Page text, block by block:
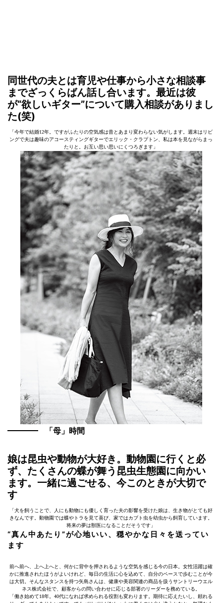
同世代の夫とは育児や仕事から小さな相談事
までざっくらばん話し合います。最近は彼
が“欲しいギター”について購入相談がありまし
た(笑)
「今年で結婚12年。ですがふたりの空気感は昔とあまり変わらない気がします。週末はリビ
ングで夫は趣味のアコースティングギターでエリック・クラプトン、私は本を見ながらまっ
たりと。お互い思い思いにくつろぎます」
「母」時間
娘は昆虫や動物が大好き。動物園に行くと必
ず、たくさんの蝶が舞う昆虫生態園に向かい
ます。一緒に過ごせる、今このときが大切で
す
「犬を飼うことで、人にも動物にも優しく育った夫の影響を受けた娘は、生き物がとても好
きなんです。動物園では蝶やトラを見て喜び、家ではカブト虫を幼虫から飼育しています。
将来の夢は獣医になることだそうです」
“真ん中あたり”が心地いい、穏やかな日々を送ってい
ます
前へ前へ、上へ上へと、何かに背中を押されるような空気を感じる今の日本。女性活躍は確
かに推進されたほうがよいけれど、毎日の生活に心を込めて、自分のペースで歩むことが今
は大切。そんなスタンスを持つ矢島さんは、健康や美容関連の商品を扱うサントリーウエル
ネス株式会社で、顧客からの問い合わせに応じる部署のリーダーを務めている。
「働き始めて18年。40代になれば求められる役割も変わります。期待に応えたいし、頼れる